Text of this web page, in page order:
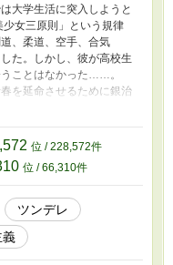
大学生活に突入しようと
女三原則」という規律
、柔道、空手、合気
た。しかし、彼が高校生
ことはなかった……。
を延命させるために銀治
段を上がろうとしてい
銀治と男性に対してトラ
うとする双子であり姉で
会えない日が続く
子学生に絡まれていた
ったが、可愛すぎる彩芽
絶えられる訳もなくダメ
返り暗くなってしまう
位 / 228,572件
位 / 66,310件
ツンデレ
義